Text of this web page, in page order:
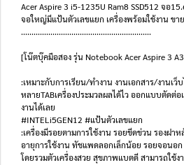
Acer Aspire 3 i5-1235U Ram8 SSD512 จอ
จอใหญ่มีแป้นตัวเลขแยก เครื่องพร้อมใช้งาน ขา
..............................................................
[โน๊ตบุ๊คมือสอง รุ่น Notebook Acer Aspire 3
:เหมาะกับการเรียน/ทำงาน งานเอกสาร/งานเว็
หลายTABเครื่องประมวลผลได้ไว ออกแบบตัดต่อ
งานได้เลย
#INTELi5GEN12 #แป้นตัวเลขแยก
:เครื่องมีรอยตามการใช้งาน รอยขีดข่วน รองฝาห
อายุการใช้งาน ทัชแพดลอกเล็กน้อย รอยจอนอก
โดยรวมตัวเครื่องสวย สุขภาพแบตดี สามารถใช้